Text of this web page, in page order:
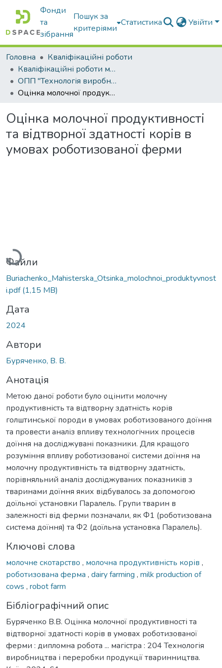
Фонди
та
зібрання
Пошук за
критеріями
Статистика Увійти
Головна
Кваліфікаційні роботи
Кваліфікаційні роботи магістрів
ОПП "Технологія виробництва і переробки продукції тваринництва"
Оцінка молочної продуктивності та відтворної здатності корів в умовах роботизованої ферми
Оцінка молочної продуктивності
та відтворної здатності корів в
умовах роботизованої ферми
Вантажиться...
Файли
Buriachenko_Mahisterska_Otsinka_molochnoi_produktyvnost
i.pdf(1,15 MB)
Дата
2024
Автори
Буряченко, В. В.
Анотація
Метою даної роботи було оцінити молочну
продуктивність та відтворну здатність корів
голштинської породи в умовах роботизованого доїння
та провести аналіз впливу технологічних процесів
доїння на досліджувані показники. Для кращого
розуміння впливу роботизованої системи доїння на
молочну продуктивність та відтворну здатність,
порівняльний аналіз досліджуваних показників з
тваринами доїння яких відбувалось за допомогою
доїльної установки Паралель. Групи тварин в
залежності від ферми позначали, як Ф1 (роботизована
система доїння) та Ф2 (доїльна установка Паралель).
Ключові слова
молочне скотарство , молочна продуктивність корів ,
роботизована ферма , dairy farming , milk production of
cows , robot farm
Бібліографічний опис
Буряченко В.В. Оцінка молочної продуктивності та
відтворної здатності корів в умовах роботизованої
ферми : дипломна робота ... магістра : 204 Технологія
виробництва і переробки продукції тваринництва.